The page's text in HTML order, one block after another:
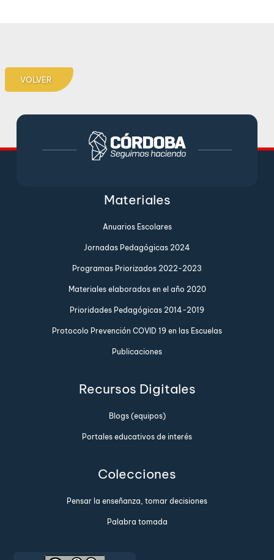
VOLVER
Materiales
Anuarios Escolares
Jornadas Pedagógicas 2024
Programas Priorizados 2022-2023
Materiales elaborados en el año 2020
Prioridades Pedagógicas 2014-2019
Protocolo Prevención COVID 19 en las Escuelas
Publicaciones
Recursos Digitales
Blogs (equipos)
Portales educativos de interés
Colecciones
Pensar la enseñanza, tomar decisiones
Palabra tomada